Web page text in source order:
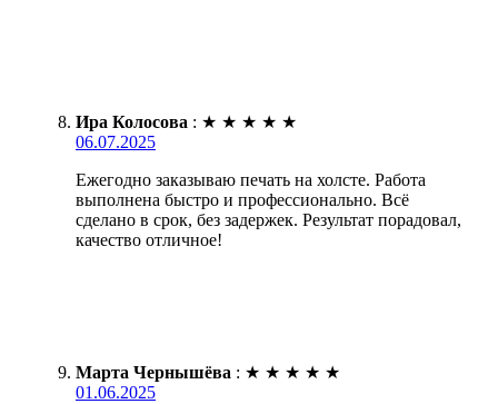
Ира Колосова : ★ ★ ★ ★ ★
06.07.2025
Ежегодно заказываю печать на холсте. Работа
выполнена быстро и профессионально. Всё
сделано в срок, без задержек. Результат порадовал,
качество отличное!
Марта Чернышёва : ★ ★ ★ ★ ★
01.06.2025